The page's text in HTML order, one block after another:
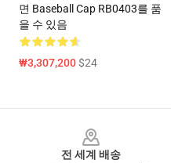
면 Baseball Cap RB0403를 품
을 수 있음
₩3,307,200$24
전 세계 배송